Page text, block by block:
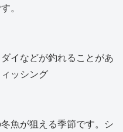
。
イなどが釣れることがあ
ッシング
魚が狙える季節です。シ